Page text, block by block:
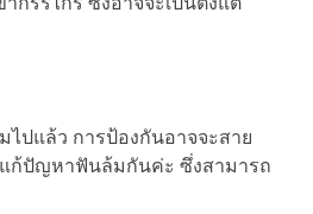
ไปแล้ว การป้องกันอาจจะสาย
แก้ปัญหาฟันล้มกันค่ะ ซึ่งสามารถ